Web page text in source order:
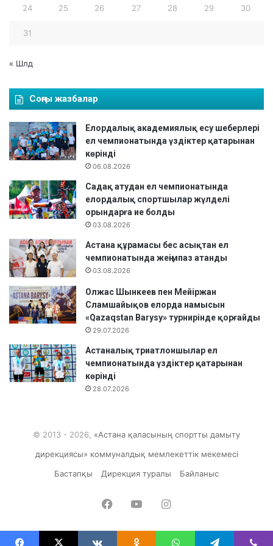
24 25 26 27 28 29 30
31
« Шлд
Соңғы жазбалар
Елордалық академиялық есу шеберлері
ел чемпионатында үздіктер қатарынан
көрінді
06.08.2026
Садақ атудан ел чемпионатында
елордалық спортшылар жүлделі
орындарға ие болды
03.08.2026
Астана құрамасы бес асықтан ел
чемпионатында жеңімпаз атанды
03.08.2026
Олжас Шынкеев пен Мейіржан
Сламшайықов елорда намысын
«Qazaqstan Barysy» турнирінде қорғайды
29.07.2026
Астаналық триатлоншылар ел
чемпионатында үздіктер қатарынан
көрінді
28.07.2026
© 2013 - 2026, «Астана қаласының спортты дамыту
дирекциясы» коммуналдық мемлекеттік мекемесі
Бастапқы
Дирекция туралы Байланыс
FacebookYouTubeInstagram